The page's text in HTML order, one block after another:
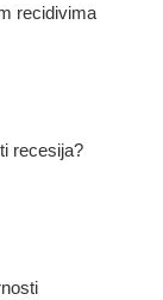
recidivima
recesija?